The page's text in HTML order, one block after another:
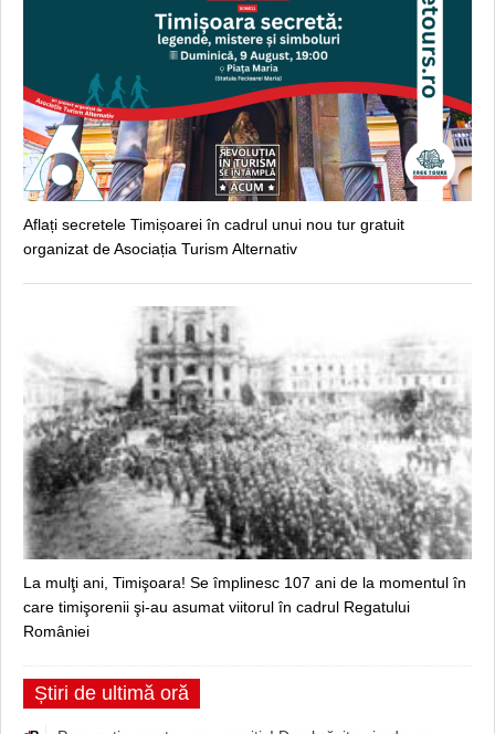
Aflați secretele Timișoarei în cadrul unui nou tur gratuit
organizat de Asociația Turism Alternativ
La mulţi ani, Timişoara! Se împlinesc 107 ani de la momentul în
care timişorenii şi-au asumat viitorul în cadrul Regatului
României
Știri de ultimă oră